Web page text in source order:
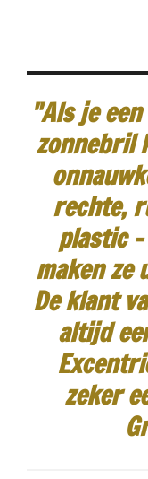
"Als je
zonnebril
rechte,
plastic
maken ze
De klant
altijd
zeker